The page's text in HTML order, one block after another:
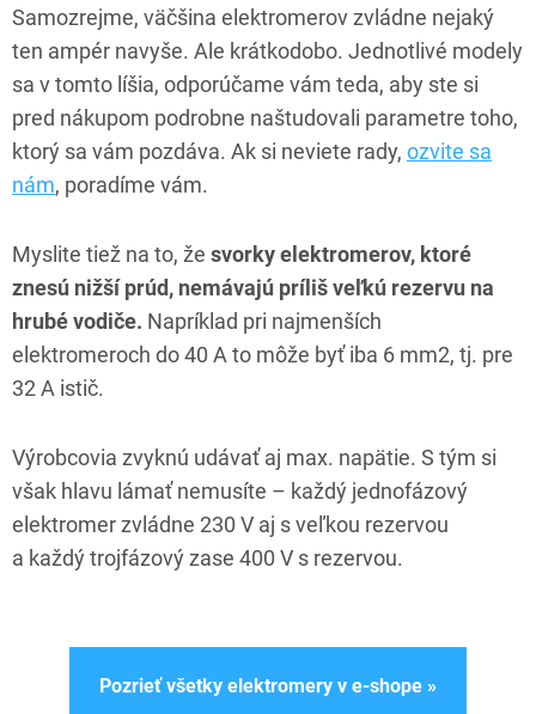
Samozrejme, väčšina elektromerov zvládne nejaký
ten ampér navyše. Ale krátkodobo. Jednotlivé modely
sa v tomto líšia, odporúčame vám teda, aby ste si
pred nákupom podrobne naštudovali parametre toho,
ktorý sa vám pozdáva. Ak si neviete rady, ozvite sa
nám, poradíme vám.
Myslite tiež na to, že svorky elektromerov, ktoré
znesú nižší prúd, nemávajú príliš veľkú rezervu na
hrubé vodiče. Napríklad pri najmenších
elektromeroch do 40 A to môže byť iba 6 mm2, tj. pre
32 A istič.
Výrobcovia zvyknú udávať aj max. napätie. S tým si
však hlavu lámať nemusíte – každý jednofázový
elektromer zvládne 230 V aj s veľkou rezervou
a každý trojfázový zase 400 V s rezervou.
Pozrieť všetky elektromery v e-shope »